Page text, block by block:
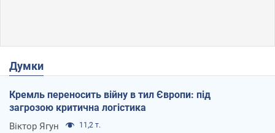
Думки
Кремль переносить війну в тил Європи: під
загрозою критична логістика
Віктор Ягун 11,2 т.